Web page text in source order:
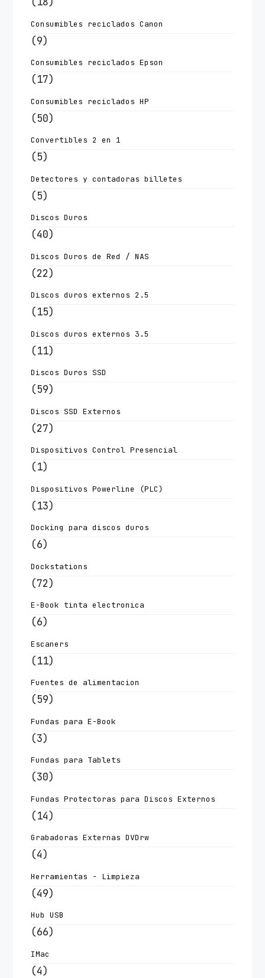
Consumibles reciclados Canon
(9)
Consumibles reciclados Epson
(17)
Consumibles reciclados HP
(50)
Convertibles 2 en 1
(5)
Detectores y contadoras billetes
(5)
Discos Duros
(40)
Discos Duros de Red / NAS
(22)
Discos duros externos 2.5
(15)
Discos duros externos 3.5
(11)
Discos Duros SSD
(59)
Discos SSD Externos
(27)
Dispositivos Control Presencial
(1)
Dispositivos Powerline (PLC)
(13)
Docking para discos duros
(6)
Dockstations
(72)
E-Book tinta electronica
(6)
Escaners
(11)
Fuentes de alimentacion
(59)
Fundas para E-Book
(3)
Fundas para Tablets
(30)
Fundas Protectoras para Discos Externos
(14)
Grabadoras Externas DVDrw
(4)
Herramientas - Limpieza
(49)
Hub USB
(66)
IMac
(4)